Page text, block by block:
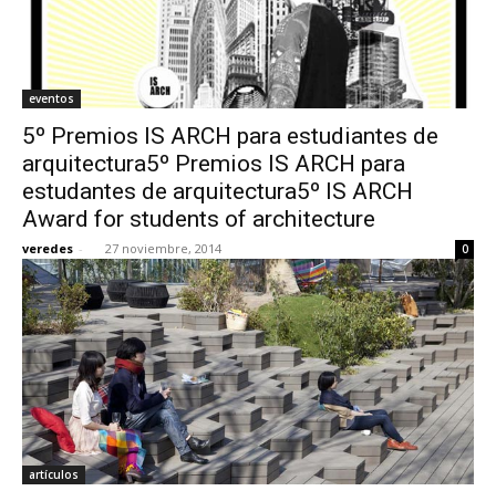
eventos
5º Premios IS ARCH para estudiantes de
arquitectura5º Premios IS ARCH para
estudantes de arquitectura5º IS ARCH
Award for students of architecture
veredes - 27 noviembre, 2014 0
artículos